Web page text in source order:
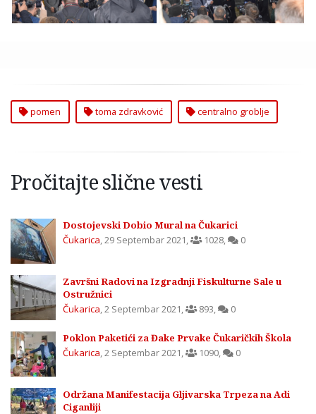
pomen toma zdravković centralno groblje
Pročitajte slične vesti
Dostojevski Dobio Mural na Čukarici
Čukarica,29 Septembar 2021, 1028, 0
Završni Radovi na Izgradnji Fiskulturne Sale u
Ostružnici
Čukarica,2 Septembar 2021, 893, 0
Poklon Paketići za Đake Prvake Čukaričkih Škola
Čukarica,2 Septembar 2021, 1090, 0
Održana Manifestacija Gljivarska Trpeza na Adi
Ciganliji